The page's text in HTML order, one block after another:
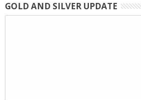
GOLD AND SILVER UPDATE